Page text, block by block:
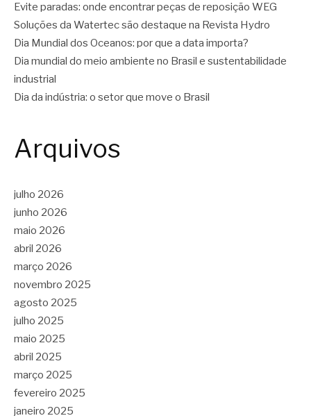
Evite paradas: onde encontrar peças de reposição WEG
Soluções da Watertec são destaque na Revista Hydro
Dia Mundial dos Oceanos: por que a data importa?
Dia mundial do meio ambiente no Brasil e sustentabilidade
industrial
Dia da indústria: o setor que move o Brasil
Arquivos
julho 2026
junho 2026
maio 2026
abril 2026
março 2026
novembro 2025
agosto 2025
julho 2025
maio 2025
abril 2025
março 2025
fevereiro 2025
janeiro 2025